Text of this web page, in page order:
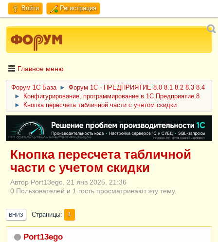
Войти Регистрация
Главное меню
Форум 1C База ►
Форум 1С - ПРЕДПРИЯТИЕ 8.0 8.1 8.2 8.3 8.4
►
Конфигурирование, программирование в 1С Предприятие 8
►
Кнопка пересчета табличной части с учетом скидки
ERID: CQH36pWzJqVJD4xVLsnhcU4hVPNjkBZe8KKxjJiYySyZAz
Кнопка пересчета табличной
части с учетом скидки
Автор Port13ego, 21 янв 2025, 21:36
0 Пользователей и 1 гость просматривают эту тему.
ВНИЗ Страницы 1
Port13ego